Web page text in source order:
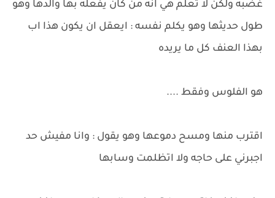
غضبه ولكن لا تعلم هي انه من كان يفعله بها والدها وهو
طول حديثها وهو يكلم نفسه : ايعقل ان يكون هذا اب
بهذا العنف كل ما يريده
هو الفلوس وفقط ....
اقترب منها ومسح دموعها وهو يقول : وانا مفيش حد
اجبرني على حاجه ولا اتظلمت وسابها